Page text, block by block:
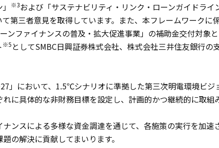
※3および「サステナビリティ・リンク・ローンガイドライ
第三者意見を取得しています。また、本フレームワークに
ンファイナンスの普及・拡大促進事業」の補助金交付対象
※5 としてSMBC日興証券株式会社、株式会社三井住友銀行の
において、1.5℃シナリオに準拠した第三次明電環境ビジ
に具体的な非財務目標を設定し、計画的かつ継続的に取組
ンスによる多様な資金調達を通じて、各施策の実行を加速
の解決に貢献してまいります。